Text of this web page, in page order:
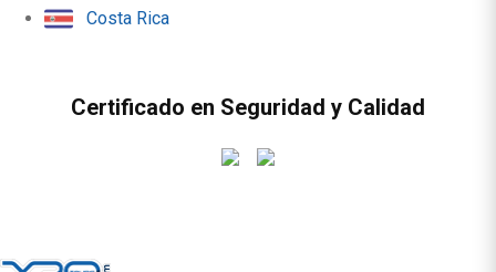
Costa Rica
Certificado en Seguridad y Calidad